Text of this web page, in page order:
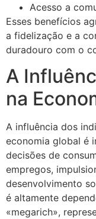
Acesso a
Esses benefícios
a fidelização e a
duradouro com o
A
na
A influência dos
economia global é
decisões de
empregos,
desenvolvimento
é altamente
«megarich»,